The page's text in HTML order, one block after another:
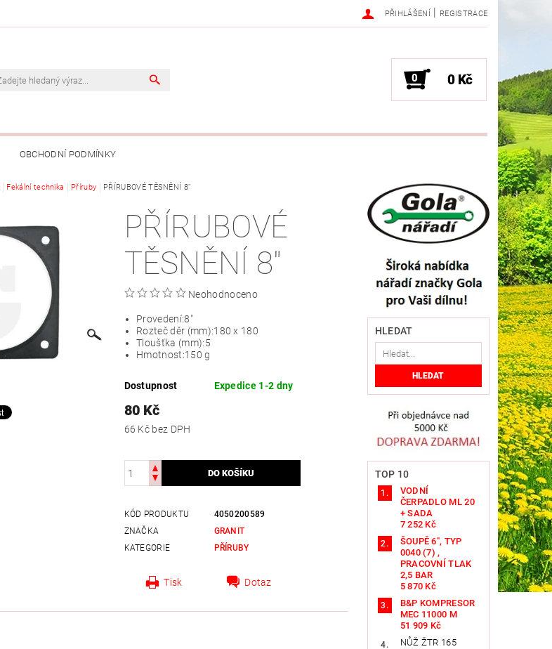
PŘIHLÁŠENÍ | REGISTRACE
0 0 Kč
OBCHODNÍ PODMÍNKY
Fekální technika Příruby PŘÍRUBOVÉ TĚSNĚNÍ 8"
PŘÍRUBOVÉ
TĚSNĚNÍ 8"
Neohodnoceno
Provedení:8"
Rozteč děr (mm):180 x 180
Tloušťka (mm):5
Hmotnost:150 g
Dostupnost Expedice 1-2 dny
80 Kč
66 Kč bez DPH
KÓD PRODUKTU
4050200589
ZNAČKA
GRANIT
KATEGORIE
PŘÍRUBY
Tisk Dotaz
HLEDAT
TOP 10
VODNÍ
ČERPADLO ML 20
+ SADA
7 252 Kč
ŠOUPĚ 6", TYP
0040 (7) ,
PRACOVNÍ TLAK
2,5 BAR
5 870 Kč
B&P KOMPRESOR
MEC 11000 M
51 909 Kč
NŮŽ ŽTR 165